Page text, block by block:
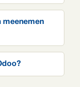
meenemen